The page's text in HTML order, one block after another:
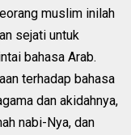
muslim inilah
sejati untuk
bahasa Arab.
terhadap bahasa
dan akidahnya,
nabi-Nya, dan